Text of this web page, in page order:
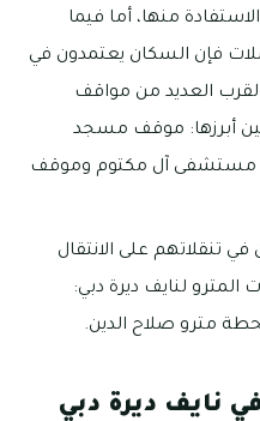
منها، أما فيما
فإن السكان يعتمدون في
لقرب العديد من مواقف
أبرزها: موقف مسجد
مستشفى آل مكتوم وموقف
تنقلاتهم على الانتقال
لنايف ديرة دبي:
مترو صلاح الدين.
نايف ديرة دبي